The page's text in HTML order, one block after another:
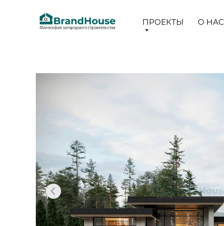
О НАС
ПРОЕКТЫ